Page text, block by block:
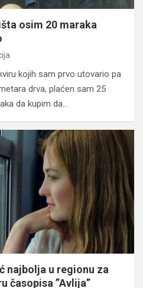
osim 20 maraka
kojih sam prvo utovario pa
drva, plaćen sam 25
da kupim da…
najbolja u regionu za
časopisa ”Avlija”